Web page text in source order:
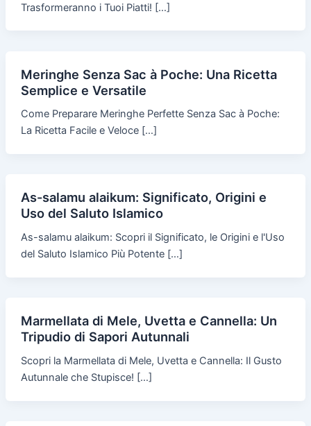
Trasformeranno i Tuoi Piatti! […]
Meringhe Senza Sac à Poche: Una Ricetta
Semplice e Versatile
Come Preparare Meringhe Perfette Senza Sac à Poche:
La Ricetta Facile e Veloce […]
As-salamu alaikum: Significato, Origini e
Uso del Saluto Islamico
As-salamu alaikum: Scopri il Significato, le Origini e l'Uso
del Saluto Islamico Più Potente […]
Marmellata di Mele, Uvetta e Cannella: Un
Tripudio di Sapori Autunnali
Scopri la Marmellata di Mele, Uvetta e Cannella: Il Gusto
Autunnale che Stupisce! […]